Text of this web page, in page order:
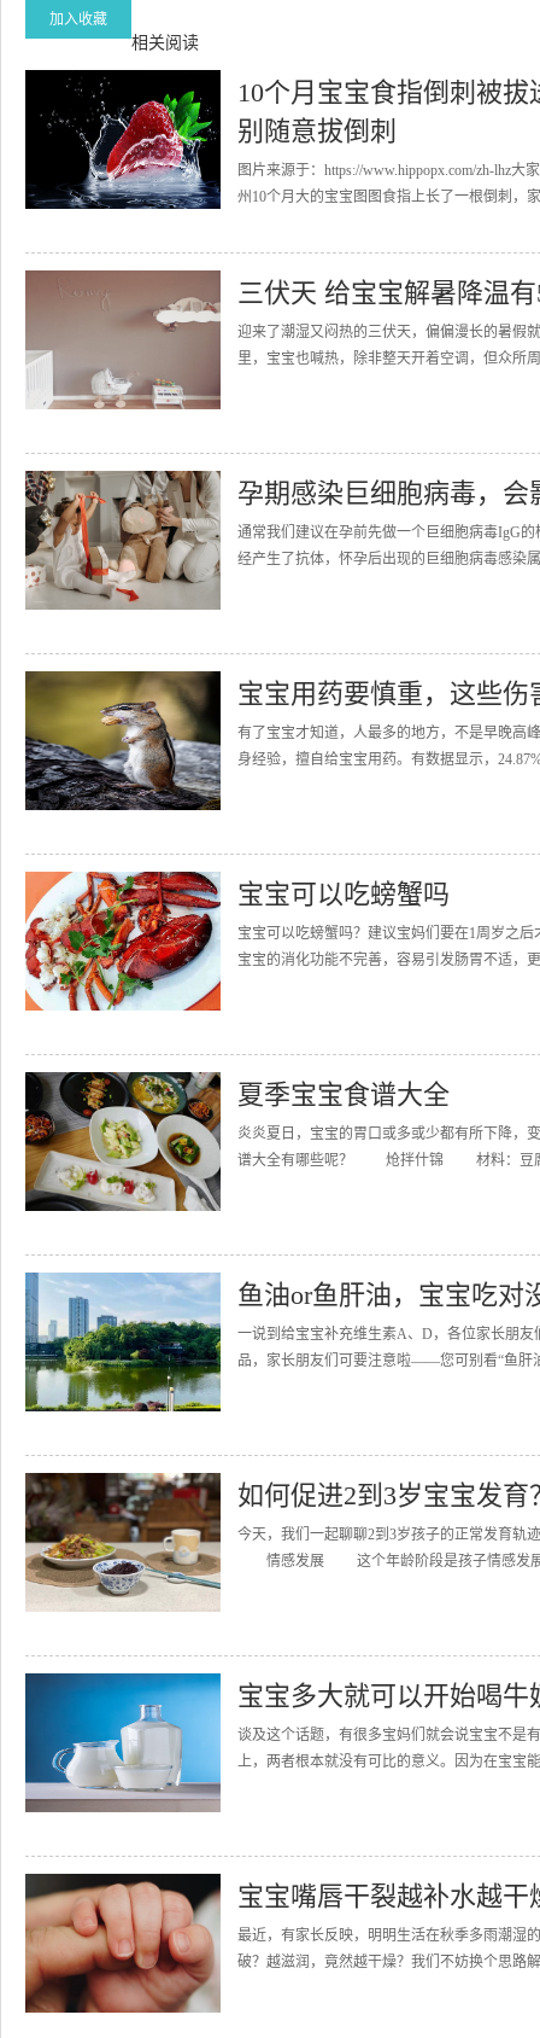
加入收藏
相关阅读
10个月宝宝食指倒刺被
别随意拔倒刺
图片来源于：https://www.hippopx.com/zh-lhz
州10个月大的宝宝图图食指上长了一根倒刺，
三伏天 给宝宝解暑降温
迎来了潮湿又闷热的三伏天，偏偏漫长的暑假
里，宝宝也喊热，除非整天开着空调，但众所
孕期感染巨细胞病毒，会
通常我们建议在孕前先做一个巨细胞病毒IgG
经产生了抗体，怀孕后出现的巨细胞病毒感染
宝宝用药要慎重，这些
有了宝宝才知道，人最多的地方，不是早晚高
身经验，擅自给宝宝用药。有数据显示，
宝宝可以吃螃蟹吗
宝宝可以吃螃蟹吗？建议宝妈们要在1周岁之
宝宝的消化功能不完善，容易引发肠胃不适，
夏季宝宝食谱大全
炎炎夏日，宝宝的胃口或多或少都有所下降，
谱大全有哪些呢？ 炝拌什锦 材料：豆腐
鱼油or鱼肝油，宝宝吃对
一说到给宝宝补充维生素A、D，各位家长朋
品，家长朋友们可要注意啦——您可别看“鱼肝
如何促进2到3岁宝宝发
今天，我们一起聊聊2到3岁孩子的正常发育轨
情感发展 这个年龄阶段是孩子情感发展
宝宝多大就可以开始喝牛
谈及这个话题，有很多宝妈们就会说宝宝不是
上，两者根本就没有可比的意义。因为在宝宝
宝宝嘴唇干裂越补水越干
最近，有家长反映，明明生活在秋季多雨潮湿
破？越滋润，竟然越干燥？我们不妨换个思路